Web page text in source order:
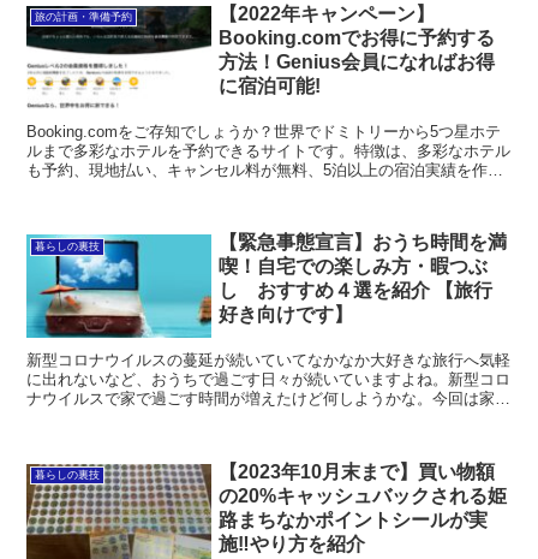
旅の計画・準備予約
【2022年キャンペーン】
Booking.comでお得に予約する
方法！Genius会員になればお得
に宿泊可能!
Booking.comをご存知でしょうか？世界でドミトリーから5つ星ホテ
ルまで多彩なホテルを予約できるサイトです。特徴は、多彩なホテル
も予約、現地払い、キャンセル料が無料、5泊以上の宿泊実績を作れ
暮らしの裏技
【緊急事態宣言】おうち時間を満
喫！自宅での楽しみ方・暇つぶ
し おすすめ４選を紹介 【旅行
好き向けです】
新型コロナウイルスの蔓延が続いていてなかなか大好きな旅行へ気軽
に出れないなど、おうちで過ごす日々が続いていますよね。新型コロ
ナウイルスで家で過ごす時間が増えたけど何しようかな。今回は家で
暮らしの裏技
【2023年10月末まで】買い物額
の20%キャッシュバックされる姫
路まちなかポイントシールが実
施‼︎やり方を紹介